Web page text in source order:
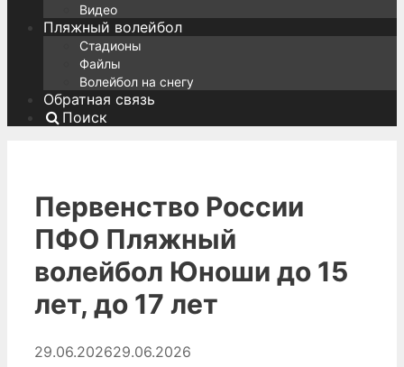
Видео
Пляжный волейбол
Стадионы
Файлы
Волейбол на снегу
Обратная связь
Поиск
Первенство России
ПФО Пляжный
волейбол Юноши до 15
лет, до 17 лет
29.06.202629.06.2026